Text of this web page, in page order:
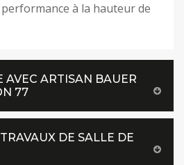
à la hauteur de
AVEC ARTISAN BAUER
77
DE SALLE DE